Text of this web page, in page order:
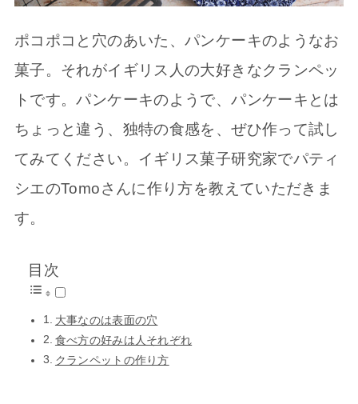
ポコポコと穴のあいた、パンケーキのようなお
菓子。それがイギリス人の大好きなクランペッ
トです。パンケーキのようで、パンケーキとは
ちょっと違う、独特の食感を、ぜひ作って試し
てみてください。イギリス菓子研究家でパティ
シエのTomoさんに作り方を教えていただきま
す。
目次
大事なのは表面の穴
食べ方の好みは人それぞれ
クランペットの作り方